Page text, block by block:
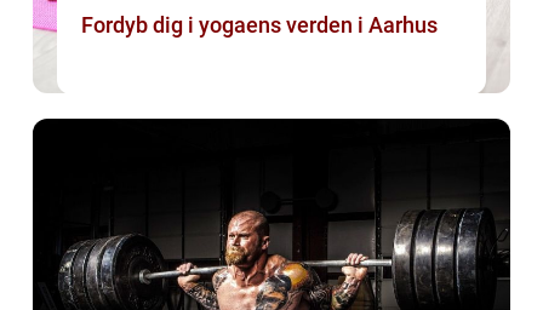
Fordyb dig i yogaens verden i Aarhus